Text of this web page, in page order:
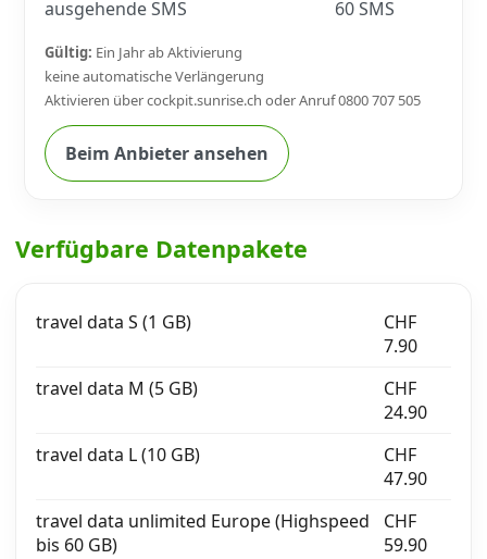
ausgehende SMS 60 SMS
Gültig: Ein Jahr ab Aktivierung
keine automatische Verlängerung
Aktivieren über cockpit.sunrise.ch oder Anruf 0800 707 505
Beim Anbieter ansehen
Verfügbare Datenpakete
travel data S (1 GB)
CHF
7.90
travel data M (5 GB)
CHF
24.90
travel data L (10 GB)
CHF
47.90
travel data unlimited Europe (Highspeed
bis 60 GB)
CHF
59.90